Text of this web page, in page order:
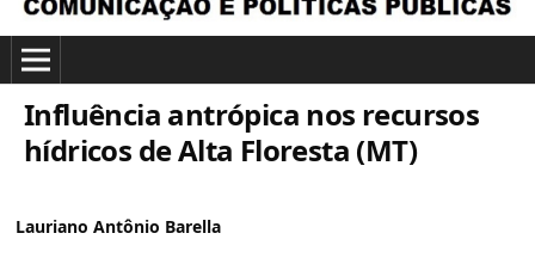
Influência antrópica nos recursos
hídricos de Alta Floresta (MT)
Lauriano Antônio Barella